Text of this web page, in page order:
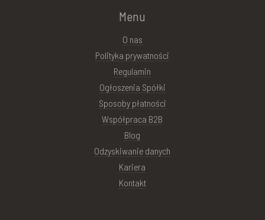
Menu
O nas
Polityka prywatności
Regulamin
Ogłoszenia Spółki
Sposoby płatności
Współpraca B2B
Blog
Odzyskiwanie danych
Kariera
Kontakt